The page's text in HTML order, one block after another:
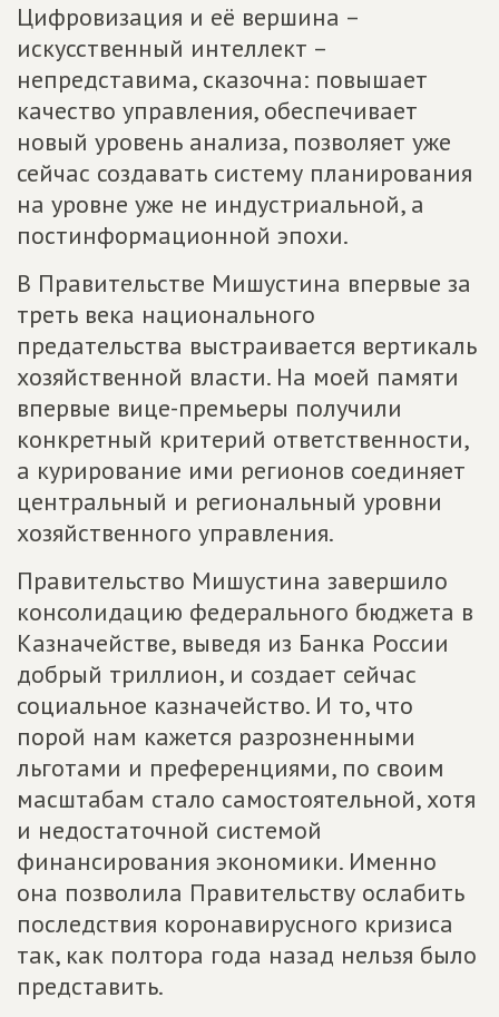
Цифровизация и её вершина –
искусственный интеллект –
непредставима, сказочна: повышает
качество управления, обеспечивает
новый уровень анализа, позволяет уже
сейчас создавать систему планирования
на уровне уже не индустриальной, а
постинформационной эпохи.
В Правительстве Мишустина впервые за
треть века национального
предательства выстраивается вертикаль
хозяйственной власти. На моей памяти
впервые вице-премьеры получили
конкретный критерий ответственности,
а курирование ими регионов соединяет
центральный и региональный уровни
хозяйственного управления.
Правительство Мишустина завершило
консолидацию федерального бюджета в
Казначействе, выведя из Банка России
добрый триллион, и создает сейчас
социальное казначейство. И то, что
порой нам кажется разрозненными
льготами и преференциями, по своим
масштабам стало самостоятельной, хотя
и недостаточной системой
финансирования экономики. Именно
она позволила Правительству ослабить
последствия коронавирусного кризиса
так, как полтора года назад нельзя было
представить.